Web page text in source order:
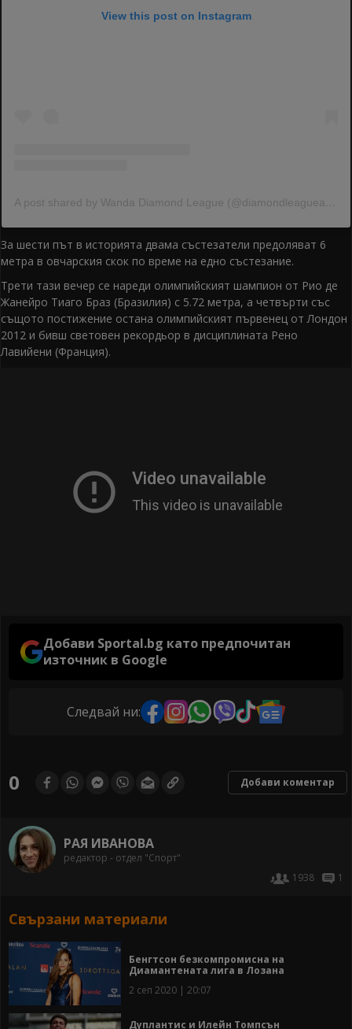
View this post on Instagram
За шести път в историята двама състезатели предоляват 6
метра в овчарския скок по време на едно състезание.
Трети тази вечер се нареди олимпийският шампион от Рио де
Жанейро Тиаго Браз (Бразилия) с 5.72 метра, а четвърти със
същото постижение остана олимпийският първенец от Лондон
2012 и бивш световен рекордьор в дисциплината Рено
Лавийени (Франция).
Добави Sportal.bg като предпочитан
източник в Google
Следвай ни:
0 Добави коментар
РАЯ ИВАНОВА
редактор - отдел "Спорт"
1938
1
Свързани материали
Бенгтсон безкомпромисна на
Диамантената лига в Лозана
2 сеп 2020 | 20:07
Дуплантис и Илейн Томпсън